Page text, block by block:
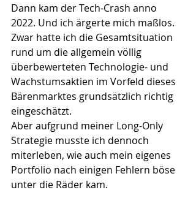
Dann kam der Tech-Crash anno
2022. Und ich ärgerte mich maßlos.
Zwar hatte ich die Gesamtsituation
rund um die allgemein völlig
überbewerteten Technologie- und
Wachstumsaktien im Vorfeld dieses
Bärenmarktes grundsätzlich richtig
eingeschätzt.
Aber aufgrund meiner Long-Only
Strategie musste ich dennoch
miterleben, wie auch mein eigenes
Portfolio nach einigen Fehlern böse
unter die Räder kam.